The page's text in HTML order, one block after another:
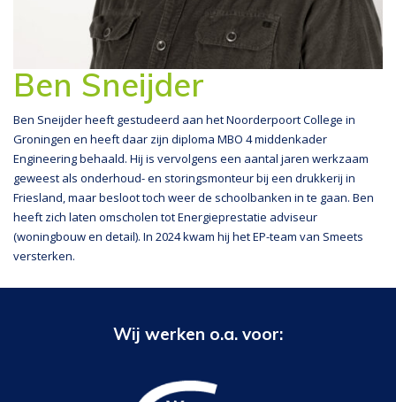
Ben Sneijder
Ben Sneijder heeft gestudeerd aan het Noorderpoort College in
Groningen en heeft daar zijn diploma MBO 4 middenkader
Engineering behaald. Hij is vervolgens een aantal jaren werkzaam
geweest als onderhoud- en storingsmonteur bij een drukkerij in
Friesland, maar besloot toch weer de schoolbanken in te gaan. Ben
heeft zich laten omscholen tot Energieprestatie adviseur
(woningbouw en detail). In 2024 kwam hij het EP-team van Smeets
versterken.
Wij werken o.a. voor: